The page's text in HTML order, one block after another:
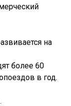
на
более 60
в год.